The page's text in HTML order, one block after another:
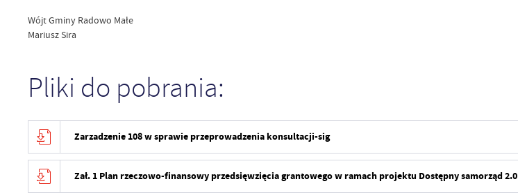
Wójt Gminy Radowo Małe
Mariusz Sira
Pliki do pobrania:
Zarzadzenie 108 w sprawie przeprowadzenia konsultacji-sig
Zał. 1 Plan rzeczowo-finansowy przedsięwzięcia grantowego w ramach projektu Dostępny samorząd 2.0